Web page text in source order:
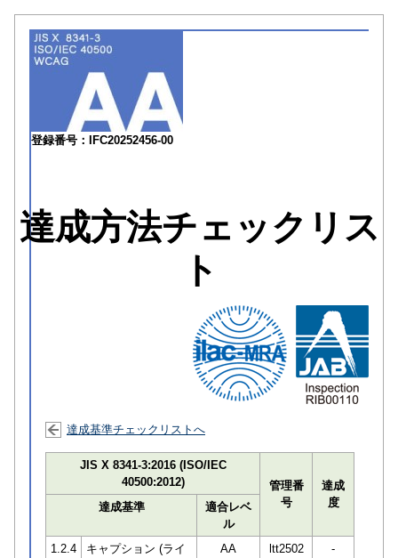
登録番号：IFC20252456-00
達成方法チェックリス
ト
達成基準チェックリストへ
JIS X 8341-3:2016 (ISO/IEC
40500:2012)
管理番
号
達成
度
達成基準
適合レベ
ル
1.2.4
キャプション (ライ
AA ltt2502 -